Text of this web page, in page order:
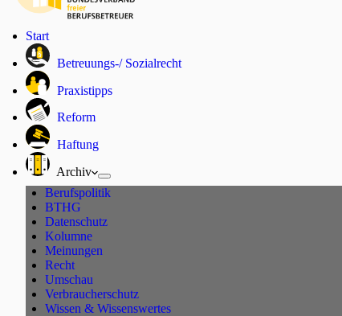
Start
Betreuungs-/ Sozialrecht
Praxistipps
Reform
Haftung
Archiv
Berufspolitik
BTHG
Datenschutz
Kolumne
Meinungen
Recht
Umschau
Verbraucherschutz
Wissen & Wissenswertes